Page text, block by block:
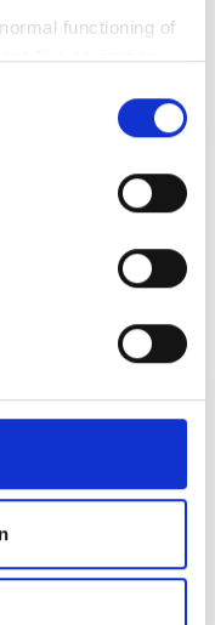
functioning of
like navigation;
selection, or
on the
visits, average
analytics services
interests and
moment, by